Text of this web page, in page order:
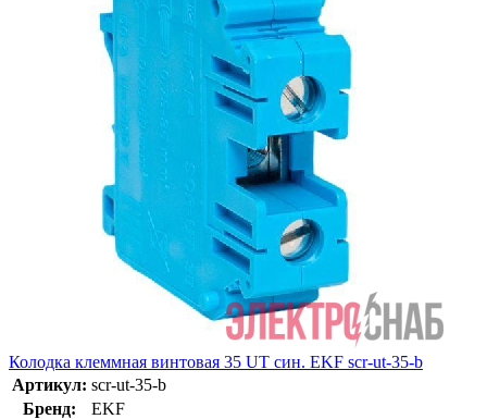
Колодка клеммная винтовая 35 UT син. EKF scr-ut-35-b
Артикул: scr-ut-35-b
Бренд:
EKF